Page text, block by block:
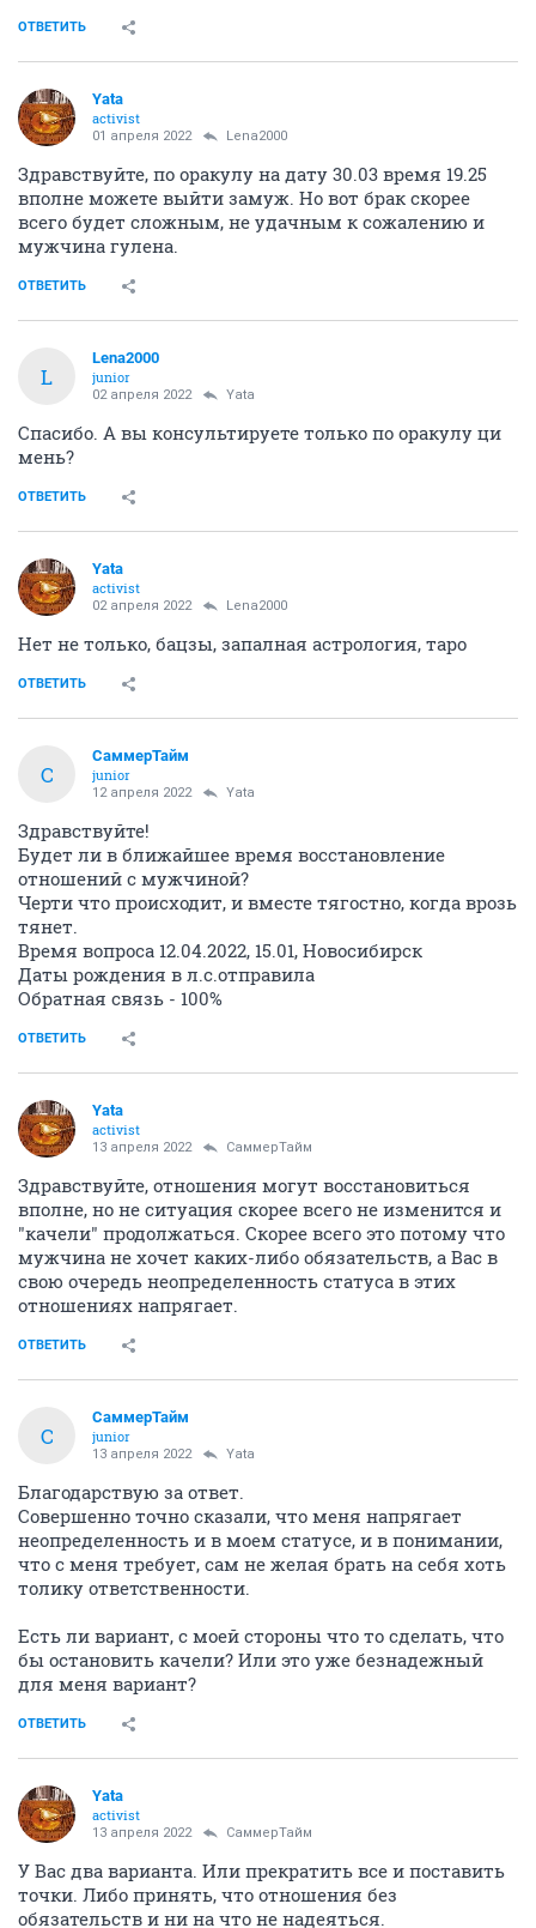
ОТВЕТИТЬ
Yata
activist
01 апреля 2022 Lena2000
Здравствуйте, по оракулу на дату 30.03 время 19.25
вполне можете выйти замуж. Но вот брак скорее
всего будет сложным, не удачным к сожалению и
мужчина гулена.
ОТВЕТИТЬ
L
Lena2000
junior
02 апреля 2022 Yata
Спасибо. А вы консультируете только по оракулу ци
мень?
ОТВЕТИТЬ
Yata
activist
02 апреля 2022 Lena2000
Нет не только, бацзы, запалная астрология, таро
ОТВЕТИТЬ
С
СаммерТайм
junior
12 апреля 2022 Yata
Здравствуйте!
Будет ли в ближайшее время восстановление
отношений с мужчиной?
Черти что происходит, и вместе тягостно, когда врозь
тянет.
Время вопроса 12.04.2022, 15.01, Новосибирск
Даты рождения в л.с.отправила
Обратная связь - 100%
ОТВЕТИТЬ
Yata
activist
13 апреля 2022 СаммерТайм
Здравствуйте, отношения могут восстановиться
вполне, но не ситуация скорее всего не изменится и
"качели" продолжаться. Скорее всего это потому что
мужчина не хочет каких-либо обязательств, а Вас в
свою очередь неопределенность статуса в этих
отношениях напрягает.
ОТВЕТИТЬ
С
СаммерТайм
junior
13 апреля 2022 Yata
Благодарствую за ответ.
Совершенно точно сказали, что меня напрягает
неопределенность и в моем статусе, и в понимании,
что с меня требует, сам не желая брать на себя хоть
толику ответственности.
Есть ли вариант, с моей стороны что то сделать, что
бы остановить качели? Или это уже безнадежный
для меня вариант?
ОТВЕТИТЬ
Yata
activist
13 апреля 2022 СаммерТайм
У Вас два варианта. Или прекратить все и поставить
точки. Либо принять, что отношения без
обязательств и ни на что не надеяться.